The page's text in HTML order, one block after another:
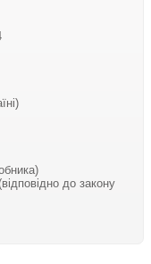
до закону